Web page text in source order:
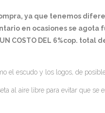
ya que tenemos
en ocasiones se
COSTO DEL 6%cop. total
el escudo y los logos, de
al aire libre para evitar que se